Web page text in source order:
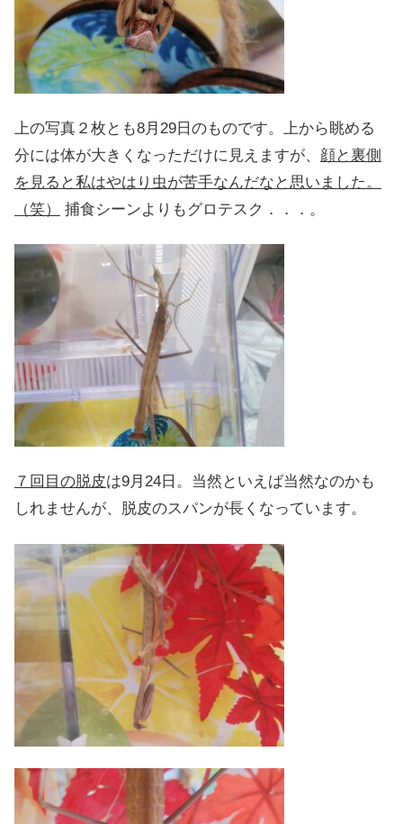
上の写真２枚とも8月29日のものです。上から眺める
分には体が大きくなっただけに見えますが、 顔と裏側
を見ると私はやはり虫が苦手なんだなと思いました。
（笑）
捕食シーンよりもグロテスク．．．。
７回目の脱皮は9月24日。当然といえば当然なのかも
しれませんが、脱皮のスパンが長くなっています。